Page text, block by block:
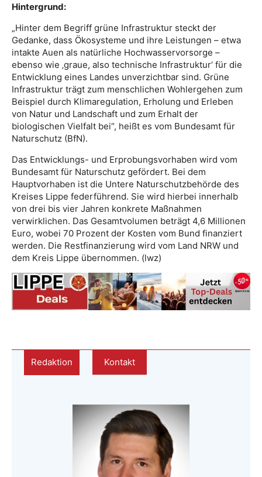
Hintergrund:
„Hinter dem Begriff grüne Infrastruktur steckt der
Gedanke, dass Ökosysteme und ihre Leistungen – etwa
intakte Auen als natürliche Hochwasservorsorge –
ebenso wie ‚graue, also technische Infrastruktur‘ für die
Entwicklung eines Landes unverzichtbar sind. Grüne
Infrastruktur trägt zum menschlichen Wohlergehen zum
Beispiel durch Klimaregulation, Erholung und Erleben
von Natur und Landschaft und zum Erhalt der
biologischen Vielfalt bei“, heißt es vom Bundesamt für
Naturschutz (BfN).
Das Entwicklungs- und Erprobungsvorhaben wird vom
Bundesamt für Naturschutz gefördert. Bei dem
Hauptvorhaben ist die Untere Naturschutzbehörde des
Kreises Lippe federführend. Sie wird hierbei innerhalb
von drei bis vier Jahren konkrete Maßnahmen
verwirklichen. Das Gesamtvolumen beträgt 4,6 Millionen
Euro, wobei 70 Prozent der Kosten vom Bund finanziert
werden. Die Restfinanzierung wird vom Land NRW und
dem Kreis Lippe übernommen. (lwz)
Redaktion Kontakt